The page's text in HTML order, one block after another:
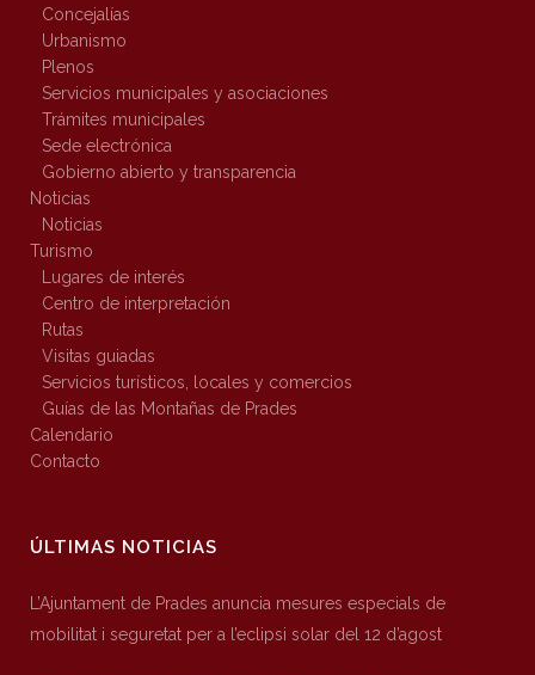
Concejalías
Urbanismo
Plenos
Servicios municipales y asociaciones
Trámites municipales
Sede electrónica
Gobierno abierto y transparencia
Noticias
Noticias
Turismo
Lugares de interés
Centro de interpretación
Rutas
Visitas guiadas
Servicios turísticos, locales y comercios
Guías de las Montañas de Prades
Calendario
Contacto
ÚLTIMAS NOTICIAS
L’Ajuntament de Prades anuncia mesures especials de
mobilitat i seguretat per a l’eclipsi solar del 12 d’agost